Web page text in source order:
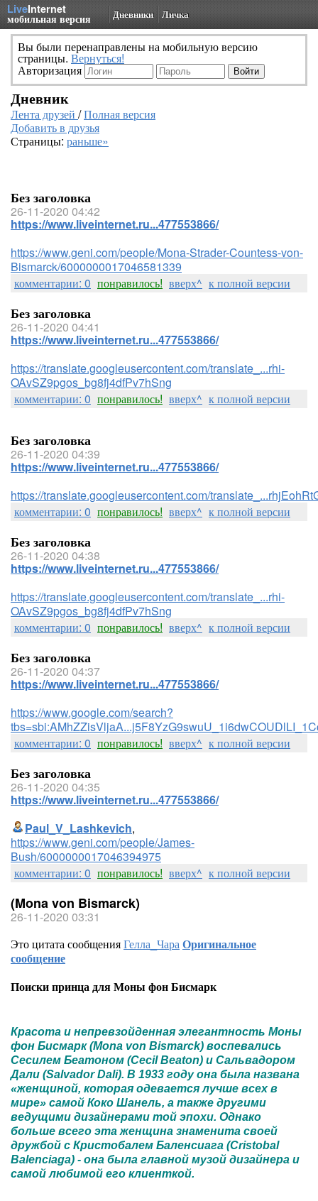
LiveInternet
мобильная версия Дневники Личка
Вы были перенаправлены на мобильную версию
страницы. Вернуться!
Авторизация
Дневник
Лента друзей /Полная версия
Добавить в друзья
Страницы: раньше»
Без заголовка
26-11-2020 04:42
https://www.liveinternet.ru...477553866/
https://www.geni.com/people/Mona-Strader-Countess-von-
Bismarck/6000000017046581339
комментарии: 0 понравилось! вверх^ к полной версии
Без заголовка
26-11-2020 04:41
https://www.liveinternet.ru...477553866/
https://translate.googleusercontent.com/translate_...rhi-
OAvSZ9pgos_bg8fj4dfPv7hSng
комментарии: 0 понравилось! вверх^ к полной версии
Без заголовка
26-11-2020 04:39
https://www.liveinternet.ru...477553866/
https://translate.googleusercontent.com/
комментарии: 0 понравилось! вверх^ к полной версии
Без заголовка
26-11-2020 04:38
https://www.liveinternet.ru...477553866/
https://translate.googleusercontent.com/translate_...rhi-
OAvSZ9pgos_bg8fj4dfPv7hSng
комментарии: 0 понравилось! вверх^ к полной версии
Без заголовка
26-11-2020 04:37
https://www.liveinternet.ru...477553866/
https://www.google.com/search?
комментарии: 0 понравилось! вверх^ к полной версии
Без заголовка
26-11-2020 04:35
https://www.liveinternet.ru...477553866/
Paul_V_Lashkevich,
https://www.geni.com/people/James-
Bush/6000000017046394975
комментарии: 0 понравилось! вверх^ к полной версии
(Mona von Bismarck)
26-11-2020 03:31
Это цитата сообщенияГелла_ЧараОригинальное
сообщение
Поиски принца для Моны фон Бисмарк
Красота и непревзойденная элегантность Моны
фон Бисмарк (Mona von Bismarck) воспевались
Сесилем Беатоном (Cecil Beaton) и Сальвадором
Дали (Salvador Dali). В 1933 году она была названа
«женщиной, которая одевается лучше всех в
мире» самой Коко Шанель, а также другими
ведущими дизайнерами той эпохи. Однако
больше всего эта женщина знаменита своей
дружбой с Кристобалем Баленсиага (Cristobal
Balenciaga) - она была главной музой дизайнера и
самой любимой его клиенткой.